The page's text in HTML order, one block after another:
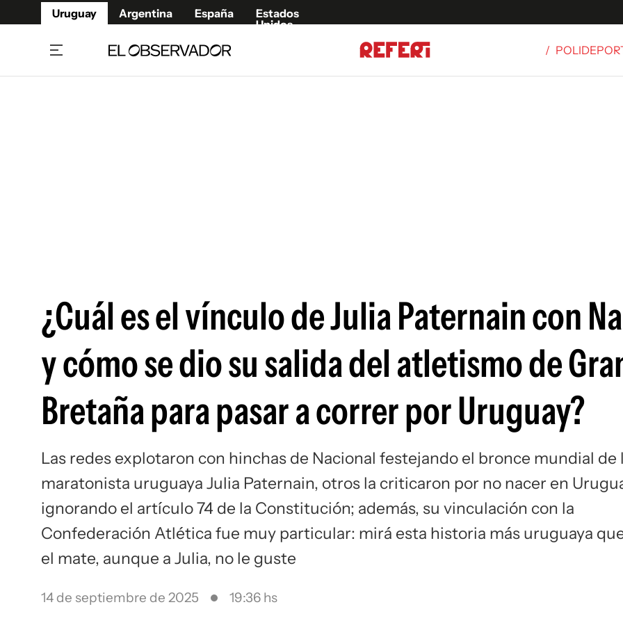
Uruguay Argentina España
Estados
Unidos
/
¿Cuál es el vínculo de Julia Paternain con
y cómo se dio su salida del atletismo de
Bretaña para pasar a correr por Uruguay?
Las redes explotaron con hinchas de Nacional festejando el bronce mundial de
maratonista uruguaya Julia Paternain, otros la criticaron por no nacer en
ignorando el artículo 74 de la Constitución; además, su vinculación con la
Confederación Atlética fue muy particular: mirá esta historia más uruguaya
el mate, aunque a Julia, no le guste
14 de septiembre de 2025 19:36 hs